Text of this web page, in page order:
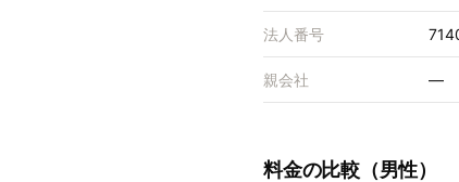
法人番号
親会社 —
料金の比較（男性）